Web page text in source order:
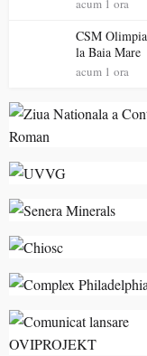
acum 1 ora
CSM Olimpia Satu
la Baia Mare
acum 1 ora